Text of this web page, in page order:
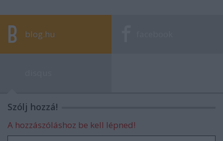
blog.hu
Szólj hozzá!
A hozzászóláshoz be kell lépned!